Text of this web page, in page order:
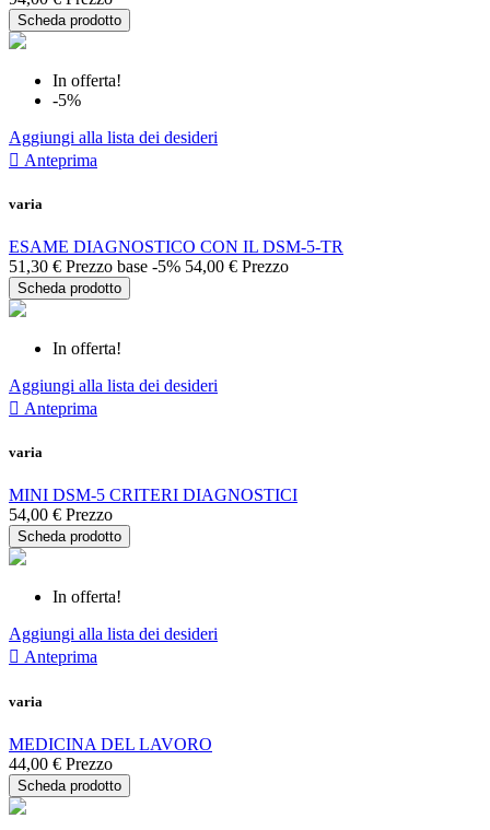
Scheda prodotto
In offerta!
-5%
Aggiungi alla lista dei desideri
 Anteprima
varia
ESAME DIAGNOSTICO CON IL DSM-5-TR
51,30 € Prezzo base -5% 54,00 € Prezzo
Scheda prodotto
In offerta!
Aggiungi alla lista dei desideri
 Anteprima
varia
MINI DSM-5 CRITERI DIAGNOSTICI
54,00 € Prezzo
Scheda prodotto
In offerta!
Aggiungi alla lista dei desideri
 Anteprima
varia
MEDICINA DEL LAVORO
44,00 € Prezzo
Scheda prodotto